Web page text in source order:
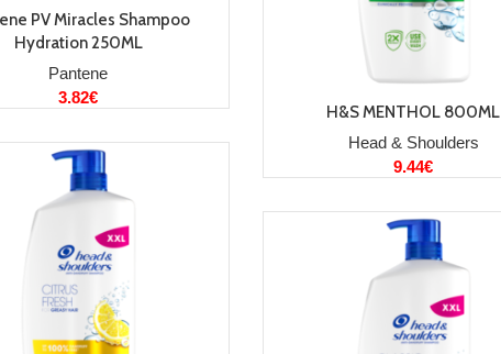
LISA KORVI
PV Miracles Shampoo
Hydration 250ML
Pantene
3.82€ LISA KORVI
H&S MENTHOL 800ML
Head & Shoulders
9.44€